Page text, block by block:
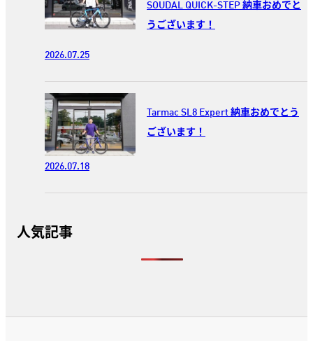
SOUDAL QUICK-STEP 納車おめでと
うございます！
2026.07.25
Tarmac SL8 Expert 納車おめでとう
ございます！
2026.07.18
人気記事